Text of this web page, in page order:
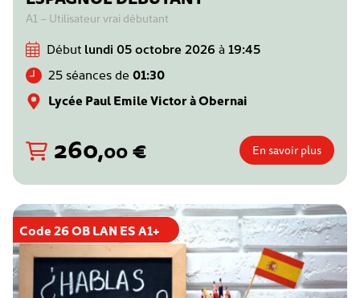
A1 – Utilisateur vrai débutant
Début lundi 05 octobre 2026 à 19:45
25 séances de 01:30
Lycée Paul Emile Victor à Obernai
260,00€ En savoir plus
Code 26 OB LAN ES A1+